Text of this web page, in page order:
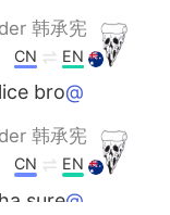
韩承宪
EN
CN
@Hang
bro!
韩承宪
EN
CN
@尹柯M.
sure!